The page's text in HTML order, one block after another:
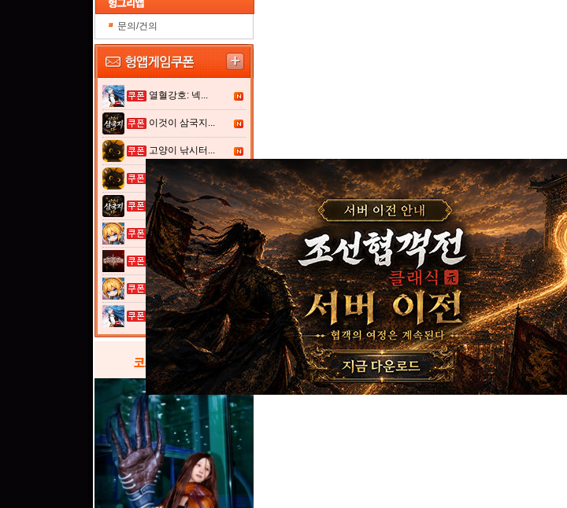
문의/건의
열혈강호: 넥...
이것이 삼국지...
고양이 낚시터...
고양이 낚시터...
이것이 삼국지...
여전사 키우기...
그레이 사가
여전사 키우기...
열혈강호: 넥...
코스프레 갤러리